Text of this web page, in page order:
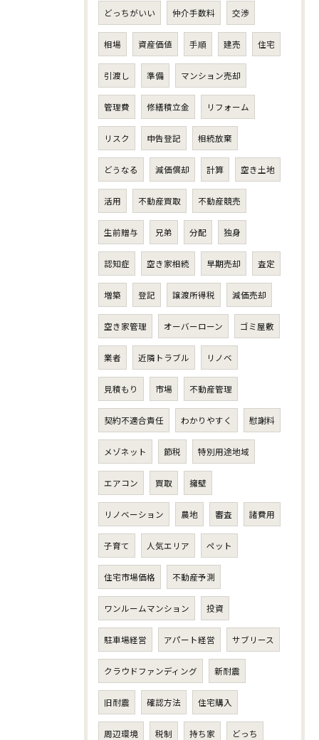
どっちがいい 仲介手数料 交渉
相場 資産価値 手順 建売 住宅
引渡し 準備 マンション売却
管理費 修繕積立金 リフォーム
リスク 申告登記 相続放棄
どうなる 減価償却 計算 空き土地
活用 不動産買取 不動産競売
生前贈与 兄弟 分配 独身
認知症 空き家相続 早期売却 査定
増築 登記 譲渡所得税 減価売却
空き家管理 オーバーローン ゴミ屋敷
業者 近隣トラブル リノベ
見積もり 市場 不動産管理
契約不適合責任 わかりやすく 慰謝料
メゾネット 節税 特別用途地域
エアコン 買取 擁壁
リノベーション 農地 審査 諸費用
子育て 人気エリア ペット
住宅市場価格 不動産予測
ワンルームマンション 投資
駐車場経営 アパート経営 サブリース
クラウドファンディング 新耐震
旧耐震 確認方法 住宅購入
周辺環境 税制 持ち家 どっち